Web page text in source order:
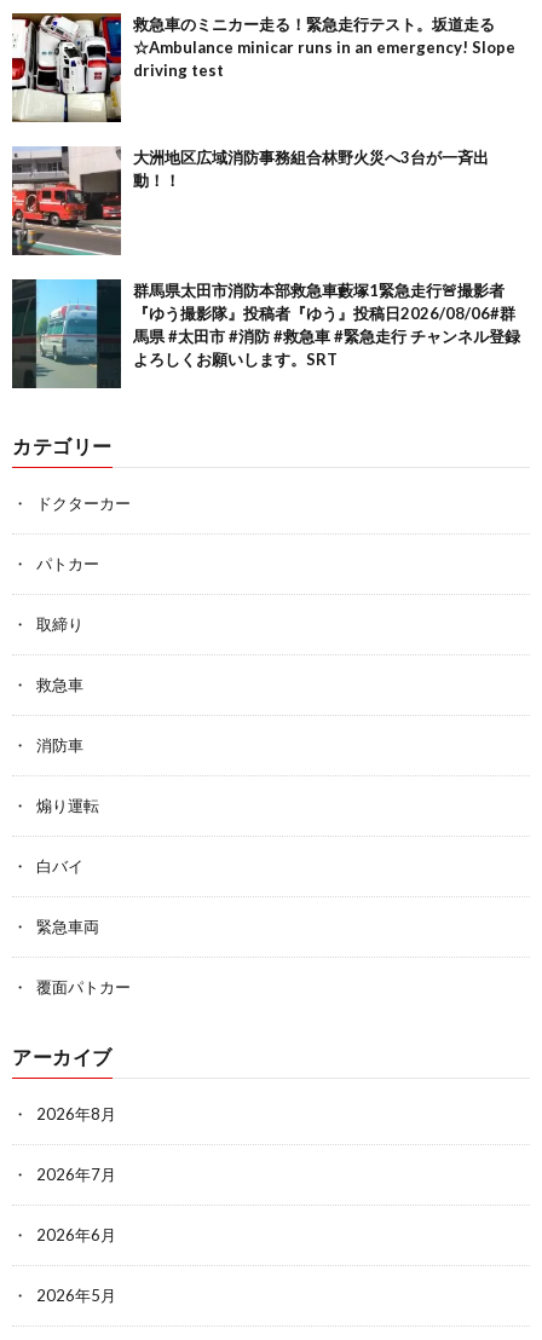
救急車のミニカー走る！緊急走行テスト。坂道走る
☆Ambulance minicar runs in an emergency! Slope
driving test
大洲地区広域消防事務組合林野火災へ3台が一斉出
動！！
群馬県太田市消防本部救急車藪塚1緊急走行🚨撮影者
『ゆう撮影隊』投稿者『ゆう』投稿日2026/08/06#群
馬県 #太田市 #消防 #救急車 #緊急走行 チャンネル登録
よろしくお願いします。SRT
カテゴリー
ドクターカー
パトカー
取締り
救急車
消防車
煽り運転
白バイ
緊急車両
覆面パトカー
アーカイブ
2026年8月
2026年7月
2026年6月
2026年5月